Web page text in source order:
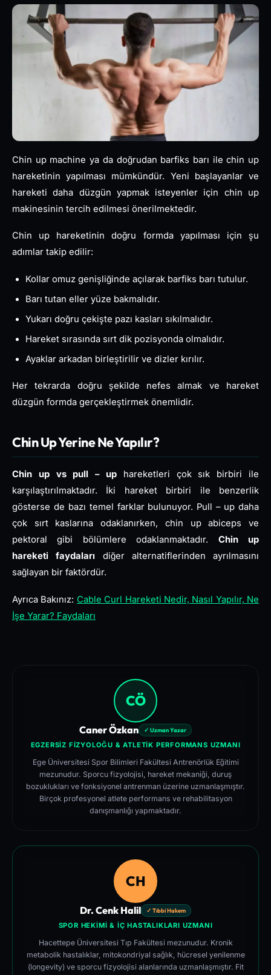
Chin up machine ya da doğrudan barfiks barı ile chin up
hareketinin yapılması mümkündür. Yeni başlayanlar ve
hareketi daha düzgün yapmak isteyenler için chin up
makinesinin tercih edilmesi önerilmektedir.
Chin up hareketinin doğru formda yapılması için şu
adımlar takip edilir:
Kollar omuz genişliğinde açılarak barfiks barı tutulur.
Barı tutan eller yüze bakmalıdır.
Yukarı doğru çekişte pazı kasları sıkılmalıdır.
Hareket sırasında sırt dik pozisyonda olmalıdır.
Ayaklar arkadan birleştirilir ve dizler kırılır.
Her tekrarda doğru şekilde nefes almak ve hareket
düzgün formda gerçekleştirmek önemlidir.
Chin Up Yerine Ne Yapılır?
Chin up vs pull – up hareketleri çok sık birbiri ile
karşılaştırılmaktadır. İki hareket birbiri ile benzerlik
gösterse de bazı temel farklar bulunuyor. Pull – up daha
çok sırt kaslarına odaklanırken, chin up abiceps ve
pektoral gibi bölümlere odaklanmaktadır. Chin up
hareketi faydaları diğer alternatiflerinden ayrılmasını
sağlayan bir faktördür.
Ayrıca Bakınız: Cable Curl Hareketi Nedir, Nasıl Yapılır, Ne
İşe Yarar? Faydaları
CÖ
Caner Özkan ✓ Uzman Yazar
EGZERSIZ FIZYOLOĞU & ATLETIK PERFORMANS UZMANI
Ege Üniversitesi Spor Bilimleri Fakültesi Antrenörlük Eğitimi
mezunudur. Sporcu fizyolojisi, hareket mekaniği, duruş
bozuklukları ve fonksiyonel antrenman üzerine uzmanlaşmıştır.
Birçok profesyonel atlete performans ve rehabilitasyon
danışmanlığı yapmaktadır.
CH
Dr. Cenk Halil ✓ Tıbbi Hakem
SPOR HEKIMI & İÇ HASTALIKLARI UZMANI
Hacettepe Üniversitesi Tıp Fakültesi mezunudur. Kronik
metabolik hastalıklar, mitokondriyal sağlık, hücresel yenilenme
(longevity) ve sporcu fizyolojisi alanlarında uzmanlaşmıştır. Fit